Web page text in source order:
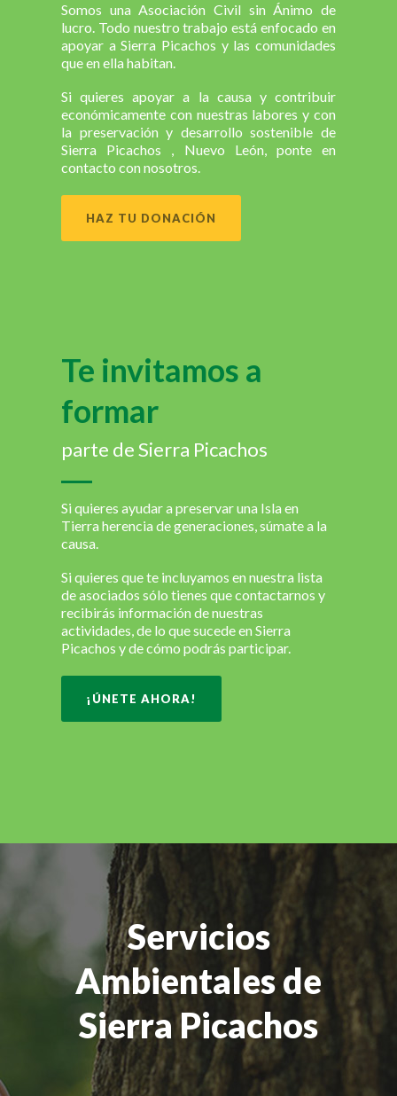
Somos una Asociación Civil sin Ánimo de
lucro. Todo nuestro trabajo está enfocado en
apoyar a Sierra Picachos y las comunidades
que en ella habitan.
Si quieres apoyar a la causa y contribuir
económicamente con nuestras labores y con
la preservación y desarrollo sostenible de
Sierra Picachos , Nuevo León, ponte en
contacto con nosotros.
HAZ TU DONACIÓN
Te invitamos a
formar
parte de Sierra Picachos
Si quieres ayudar a preservar una Isla en
Tierra herencia de generaciones, súmate a la
causa.
Si quieres que te incluyamos en nuestra lista
de asociados sólo tienes que contactarnos y
recibirás información de nuestras
actividades, de lo que sucede en Sierra
Picachos y de cómo podrás participar.
¡ÚNETE AHORA!
Servicios
Ambientales de
Sierra Picachos